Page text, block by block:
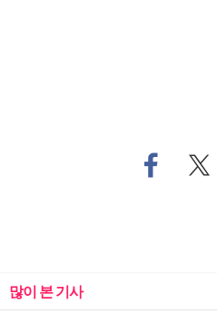
많이 본 기사